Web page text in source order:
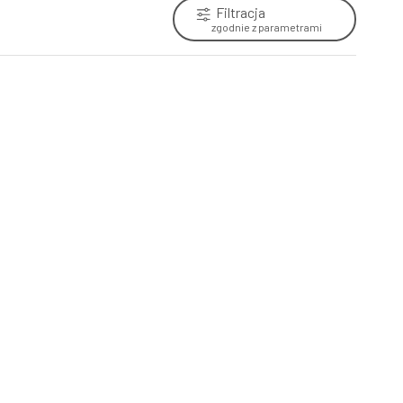
Filtracja
zgodnie z parametrami